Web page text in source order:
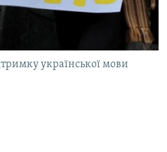
української мови